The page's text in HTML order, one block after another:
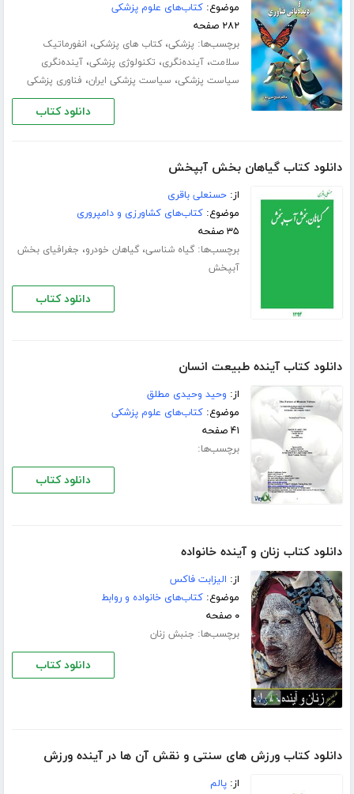
موضوع:کتاب‌های علوم پزشکی
۲۸۲ صفحه
برچسب‌ها: پزشکی،کتاب های پزشکی، انفورماتیک
سلامت،آینده‌نگری، تکنولوژی پزشکی،آینده‌نگری
سیاست پزشکی، سیاست پزشکی ایران، فناوری پزشکی
دانلود کتاب
دانلود کتاب گیاهان بخش آبپخش
از:حسنعلی باقری
موضوع:کتاب‌های کشاورزی و دامپروری
۳۵ صفحه
برچسب‌ها:گیاه شناسی،گیاهان خودرو، جغرافیای بخش
آبپخش
دانلود کتاب
دانلود کتاب آینده طبیعت انسان
از: وحید وحیدی مطلق
موضوع:کتاب‌های علوم پزشکی
۴۱ صفحه
برچسب‌ها:
دانلود کتاب
دانلود کتاب زنان و آینده خانواده
از: الیزابت فاکس
موضوع:کتاب‌های خانواده و روابط
۰ صفحه
برچسب‌ها: جنبش زنان
دانلود کتاب
دانلود کتاب ورزش های سنتی و نقش آن ها در آینده ورزش
از:پالم